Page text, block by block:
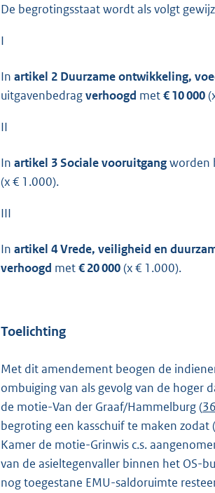
De begrotingsstaat wordt als volgt
I
In artikel 2 Duurzame ontwikkeling,
uitgavenbedragverhoogd met€ 10 000
II
In artikel 3 Sociale vooruitgangworden
(x € 1.000).
III
In artikel 4 Vrede, veiligheid en
verhoogd met€ 20 000(x € 1.000).
Toelichting
Met dit amendement beogen de
ombuiging van als gevolg van de hoger
de motie-Van der Graaf/Hammelburg (
begroting een kasschuif te maken
Kamer de motie-Grinwis c.s.
van de asieltegenvaller binnen het OS-
nog toegestane EMU-saldoruimte